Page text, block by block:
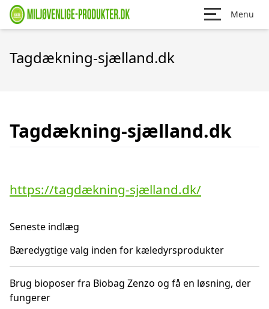
Menu
Tagdækning-sjælland.dk
Tagdækning-sjælland.dk
https://tagdækning-sjælland.dk/
Seneste indlæg
Bæredygtige valg inden for kæledyrsprodukter
Brug bioposer fra Biobag Zenzo og få en løsning, der
fungerer